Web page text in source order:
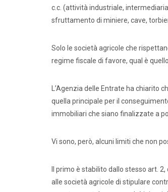
c.c. (attività industriale,
sfruttamento di miniere, cave,
Solo le società agricole che
regime fiscale di favore, qual è
L’Agenzia delle Entrate ha chiarito
quella principale per il
immobiliari che siano finalizzate a
Vi sono, però, alcuni limiti che non
Il primo è stabilito dallo stesso art.
alle società agricole di stipulare